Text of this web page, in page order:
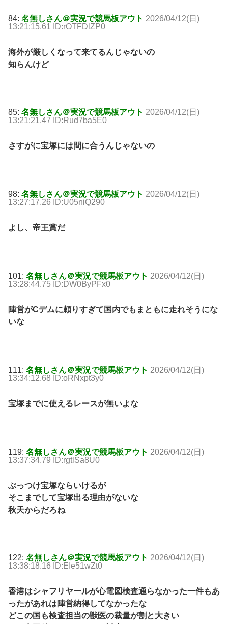
84: 名無しさん＠実況で競馬板アウト 2026/04/12(日)
13:21:15.61 ID:rOTFDlZP0
海外が厳しくなって来てるんじゃないの
知らんけど
85: 名無しさん＠実況で競馬板アウト 2026/04/12(日)
13:21:21.47 ID:Rud7ba5E0
さすがに宝塚には間に合うんじゃないの
98: 名無しさん＠実況で競馬板アウト 2026/04/12(日)
13:27:17.26 ID:U05niQ290
よし、帝王賞だ
101: 名無しさん＠実況で競馬板アウト 2026/04/12(日)
13:28:44.75 ID:DW0ByPFx0
陣営がCデムに頼りすぎて国内でもまともに走れそうにな
いな
111: 名無しさん＠実況で競馬板アウト 2026/04/12(日)
13:34:12.68 ID:oRNxpt3y0
宝塚までに使えるレースが無いよな
119: 名無しさん＠実況で競馬板アウト 2026/04/12(日)
13:37:34.79 ID:rgtlSa8U0
ぶっつけ宝塚ならいけるが
そこまでして宝塚出る理由がないな
秋天からだろね
122: 名無しさん＠実況で競馬板アウト 2026/04/12(日)
13:38:18.16 ID:EIe51wZt0
香港はシャフリヤールが心電図検査通らなかった一件もあ
ったがあれは陣営納得してなかったな
どこの国も検査担当の獣医の裁量が割と大きい